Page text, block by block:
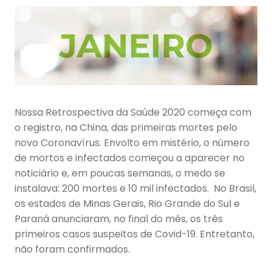
Nossa Retrospectiva da Saúde 2020 começa com
o registro, na China, das primeiras mortes pelo
novo Coronavírus. Envolto em mistério, o número
de mortos e infectados começou a aparecer no
noticiário e, em poucas semanas, o medo se
instalava: 200 mortes e 10 mil infectados. No Brasil,
os estados de Minas Gerais, Rio Grande do Sul e
Paraná anunciaram, no final do mês, os três
primeiros casos suspeitos de Covid-19. Entretanto,
não foram confirmados.